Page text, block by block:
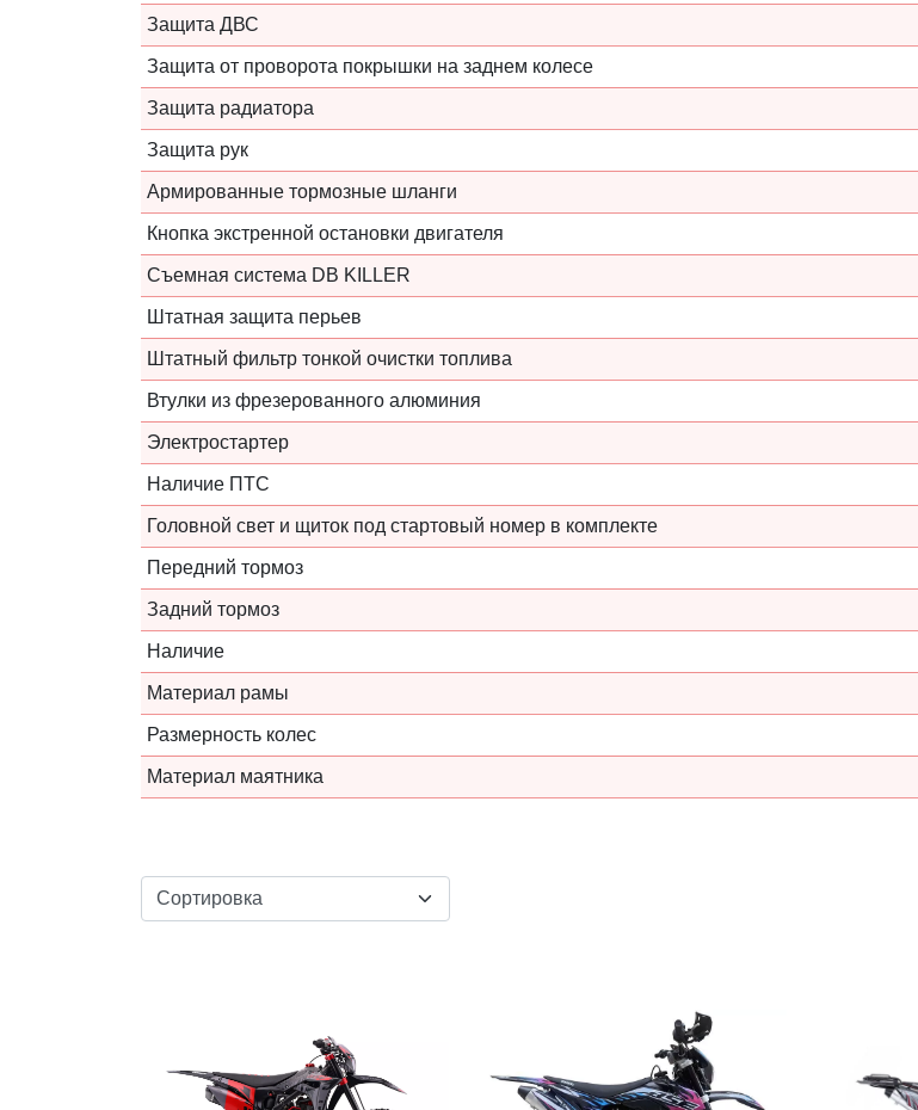
Защита ДВС
Защита от проворота покрышки на заднем колесе
Защита радиатора
Защита рук
Армированные тормозные шланги
Кнопка экстренной остановки двигателя
Съемная система DB KILLER
Штатная защита перьев
Штатный фильтр тонкой очистки топлива
Втулки из фрезерованного алюминия
Электростартер
Наличие ПТС
Головной свет и щиток под стартовый номер в комплекте
Передний тормоз
Задний тормоз
Наличие
Материал рамы
Размерность колес
Материал маятника